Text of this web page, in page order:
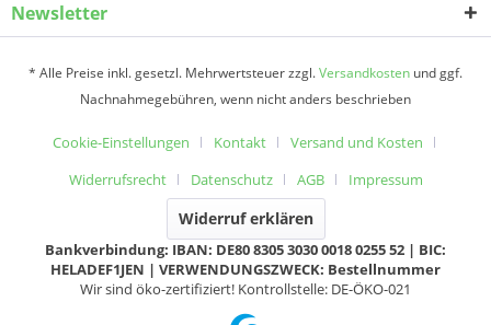
Newsletter
* Alle Preise inkl. gesetzl. Mehrwertsteuer zzgl.Versandkosten und ggf.
Nachnahmegebühren, wenn nicht anders beschrieben
Cookie-Einstellungen Kontakt
Versand und Kosten
Widerrufsrecht
Datenschutz AGB Impressum
Widerruf erklären
Bankverbindung: IBAN: DE80 8305 3030 0018 0255 52 | BIC:
HELADEF1JEN | VERWENDUNGSZWECK: Bestellnummer
Wir sind öko-zertifiziert! Kontrollstelle: DE-ÖKO-021